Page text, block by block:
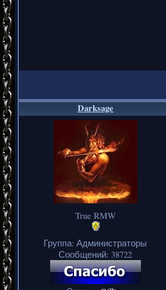
Darksage
True RMW
Группа: Администраторы
Сообщений: 38722